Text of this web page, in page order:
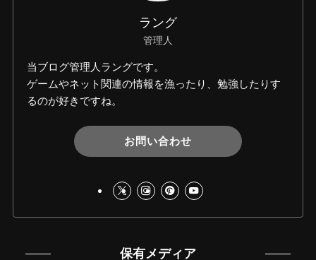
ラング
管理人
当ブログ管理人ラングです。
ゲームやネット関連の情報を漁ったり、勉強したりす
るのが好きですね。
お問い合わせ
保有メディア